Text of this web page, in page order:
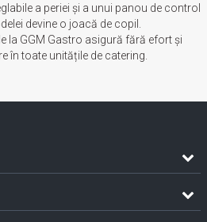
a periei și a unui panou de control
devine o joacă de copil.
la GGM Gastro asigură fără efort și
în toate unitățile de catering.